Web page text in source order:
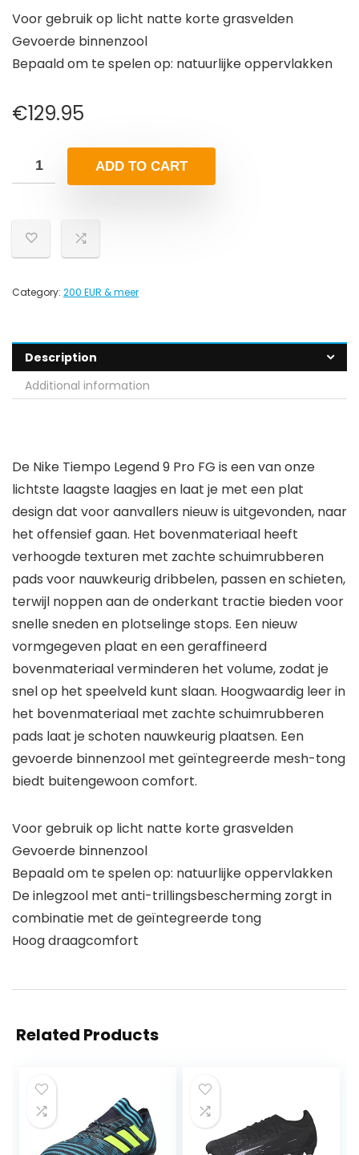
Voor gebruik op licht natte korte grasvelden
Gevoerde binnenzool
Bepaald om te spelen op: natuurlijke oppervlakken
€129.95
ADD TO CART
Category: 200 EUR & meer
Description
Additional information
De Nike Tiempo Legend 9 Pro FG is een van onze
lichtste laagste laagjes en laat je met een plat
design dat voor aanvallers nieuw is uitgevonden, naar
het offensief gaan. Het bovenmateriaal heeft
verhoogde texturen met zachte schuimrubberen
pads voor nauwkeurig dribbelen, passen en schieten,
terwijl noppen aan de onderkant tractie bieden voor
snelle sneden en plotselinge stops. Een nieuw
vormgegeven plaat en een geraffineerd
bovenmateriaal verminderen het volume, zodat je
snel op het speelveld kunt slaan. Hoogwaardig leer in
het bovenmateriaal met zachte schuimrubberen
pads laat je schoten nauwkeurig plaatsen. Een
gevoerde binnenzool met geïntegreerde mesh-tong
biedt buitengewoon comfort.
Voor gebruik op licht natte korte grasvelden
Gevoerde binnenzool
Bepaald om te spelen op: natuurlijke oppervlakken
De inlegzool met anti-trillingsbescherming zorgt in
combinatie met de geïntegreerde tong
Hoog draagcomfort
Related Products